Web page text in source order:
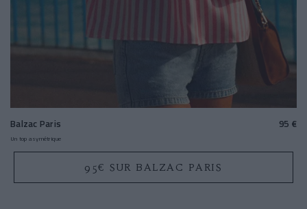
Balzac Paris 95 €
Un top asymétrique
95€ SUR BALZAC PARIS